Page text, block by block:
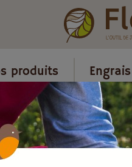
produits
/Insecticide/